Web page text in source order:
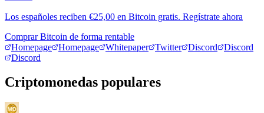
Los españoles reciben €25,00 en Bitcoin gratis. Regístrate ahora
Comprar Bitcoin de forma rentable
Homepage
Homepage Whitepaper Twitter Discord
Discord
Discord
Criptomonedas populares